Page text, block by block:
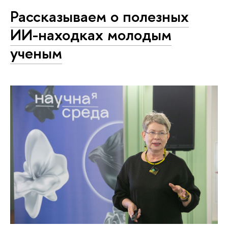
Рассказываем о полезных
ИИ-находках молодым
ученым